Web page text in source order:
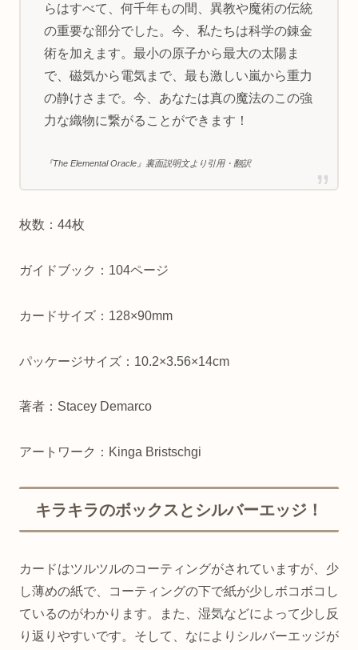
らはすべて、何千年もの間、異教や魔術の伝統
の重要な部分でした。今、私たちは科学の錬金
術を加えます。最小の原子から最大の太陽ま
で、磁気から電気まで、最も激しい嵐から重力
の静けさまで。今、あなたは真の魔法のこの強
力な織物に繋がることができます！
『The Elemental Oracle』 裏面説明文より引用・翻訳
枚数：44枚
ガイドブック：104ページ
カードサイズ：128×90mm
パッケージサイズ：10.2×3.56×14cm
著者：Stacey Demarco
アートワーク：Kinga Bristschgi
キラキラのボックスとシルバーエッジ！
カードはツルツルのコーティングがされていますが、少
し薄めの紙で、コーティングの下で紙が少しボコボコし
ているのがわかります。また、湿気などによって少し反
り返りやすいです。そして、なによりシルバーエッジが